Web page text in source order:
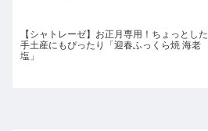
【シャトレーゼ】お正月専用！ちょっとした
手土産にもぴったり「迎春ふっくら焼 海老
塩」